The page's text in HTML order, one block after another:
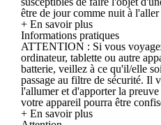
être de jour comme nuit à
+ En savoir plus
Informations pratiques
ATTENTION : Si vous
ordinateur, tablette ou autre
batterie, veillez à ce qu'il/elle
passage au filtre de sécurité. Il
l'allumer et d'apporter la
votre appareil pourra être
+ En savoir plus